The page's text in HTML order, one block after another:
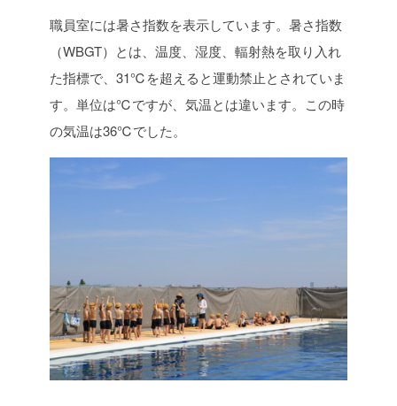
職員室には暑さ指数を表示しています。暑さ指数
（WBGT）とは、温度、湿度、輻射熱を取り入れ
た指標で、31℃を超えると運動禁止とされていま
す。単位は℃ですが、気温とは違います。この時
の気温は36℃でした。